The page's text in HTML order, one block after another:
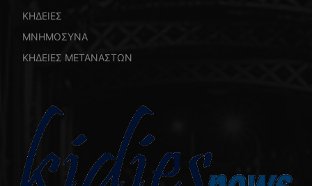
ΚΗΔΕΙΕΣ
ΜΝΗΜΟΣΥΝΑ
ΚΗΔΕΙΕΣ ΜΕΤΑΝΑΣΤΩΝ